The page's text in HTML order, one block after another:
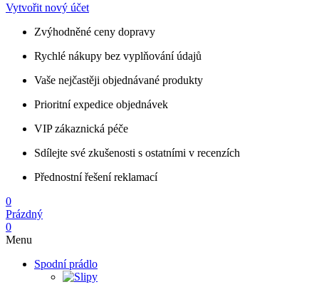
Vytvořit nový účet
Zvýhodněné ceny dopravy
Rychlé nákupy bez vyplňování údajů
Vaše nejčastěji objednávané produkty
Prioritní expedice objednávek
VIP zákaznická péče
Sdílejte své zkušenosti s ostatními v recenzích
Přednostní řešení reklamací
0
Prázdný
0
Menu
Spodní prádlo